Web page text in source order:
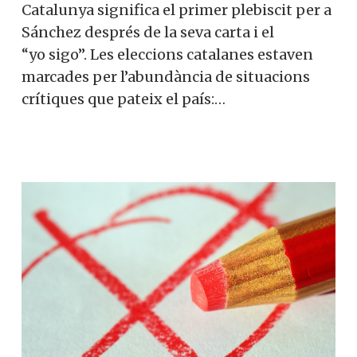
Catalunya significa el primer plebiscit per a
Sánchez després de la seva carta i el
“yo sigo”. Les eleccions catalanes estaven
marcades per l’abundància de situacions
crítiques que pateix el país:…